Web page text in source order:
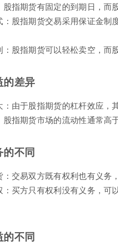
股指期货有固定的到期日，而
：股指期货交易采用保证金制
：股指期货可以轻松卖空，而
的差异
：由于股指期货的杠杆效应，
股指期货市场的流动性通常高
的不同
：交易双方既有权利也有义务
：买方只有权利没有义务，可
不同